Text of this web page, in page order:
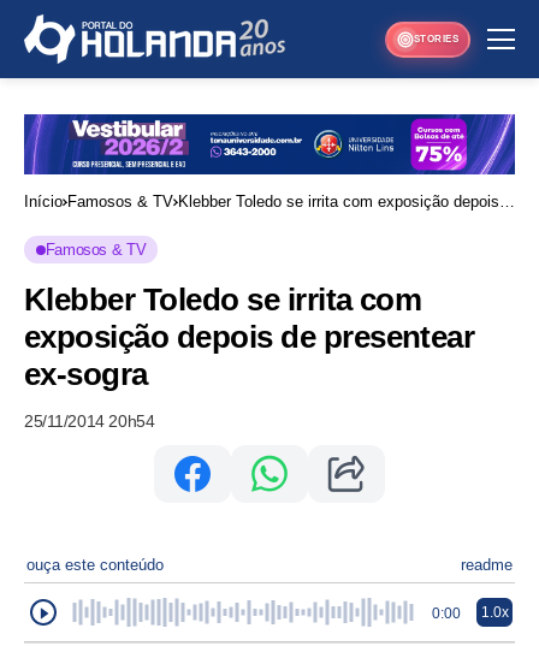
STORIES
Início Famosos & TV Klebber Toledo se irrita com exposição depois
Famosos & TV
Klebber Toledo se irrita com
exposição depois de presentear
ex-sogra
25/11/2014 20h54
ouça este conteúdo readme
0:00 1.0x